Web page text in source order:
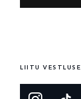
LIITU